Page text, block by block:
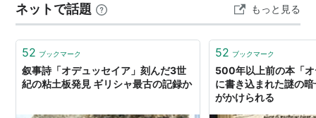
かけたオデュッセイア関連の記事をペタペタ貼っていき
ます。…
ネットで話題 もっと見る
52 ブックマーク
叙事詩「オデュッセイア」刻んだ3世
紀の粘土板発見 ギリシャ最古の記録か
52 ブックマーク
500年以上前の本「
に書き込まれた謎の
がかけられる